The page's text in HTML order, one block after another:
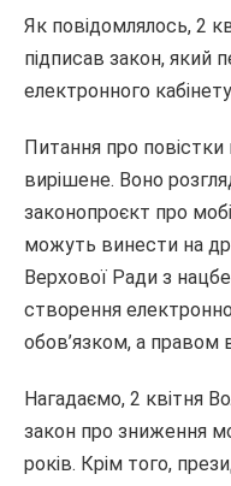
Як повідомлялось, 2
підписав закон, який
електронного
Питання про
вирішене. Воно
законопроєкт про
можуть винести на
Верхової Ради з
створення
обов’язком, а правом
Нагадаємо, 2 квітня
закон про зниження
років. Крім того,